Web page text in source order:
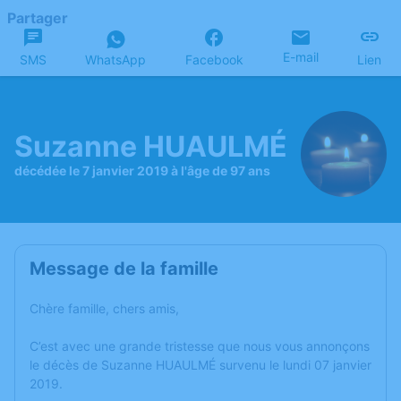
Partager
SMS WhatsApp Facebook E-mail Lien
Suzanne HUAULMÉ
décédée le 7 janvier 2019 à l'âge de 97 ans
Message de la famille
Chère famille, chers amis,
C’est avec une grande tristesse que nous vous annonçons
le décès de Suzanne HUAULMÉ survenu le lundi 07 janvier
2019.